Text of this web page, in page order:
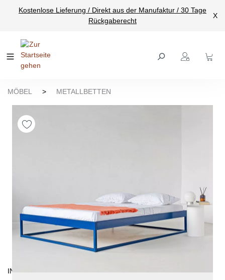
springen
Kostenlose Lieferung / Direkt aus der Manufaktur / 30 Tage
Rückgaberecht
X
MÖBEL > METALLBETTEN
INDUSTRIAL/ CONTEMPORAIN